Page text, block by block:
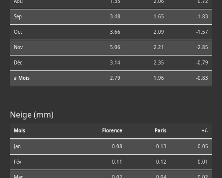
Aoû 1.35 2.06 0.72
Sep 3.48 1.65 -1.83
Oct 3.66 2.09 -1.57
Nov 5.06 2.21 -2.85
Déc 3.14 2.35 -0.79
⌀ Mois 2.79 1.96 -0.83
Neige (mm)
Mois Florence Paris +/-
Jan 0.08 0.13 0.05
Fév 0.11 0.12 0.01